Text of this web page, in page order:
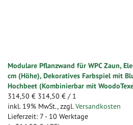
Modulare Pflanzwand für WPC Zaun,
cm (Höhe), Dekoratives Farbspiel mit
Hochbeet (Kombinierbar mit
314,50 € 314,50 € / 1
inkl. 19% MwSt., zzgl. Versandkosten
Lieferzeit: 7 - 10 Werktage